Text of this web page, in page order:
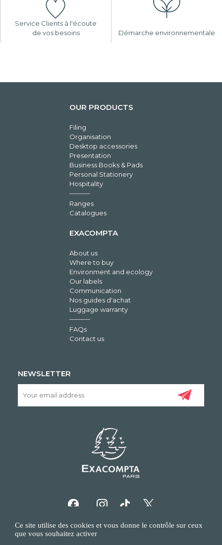
Service Clients à l'écoute
de vos besoins
Démarche environnementale
OUR PRODUCTS
Filing
Organisation
Desktop accessories
Presentation
Business Books & Pads
Personal Stationery
Hospitality
Ranges
Catalogues
EXACOMPTA
About us
Where to buy
Environment and ecology
Our labels
Communication
Nos guides d'achat
Luggage warranty
FAQs
Contact us
NEWSLETTER
Ce site utilise des cookies et vous donne le contrôle sur ceux
que vous souhaitez activer